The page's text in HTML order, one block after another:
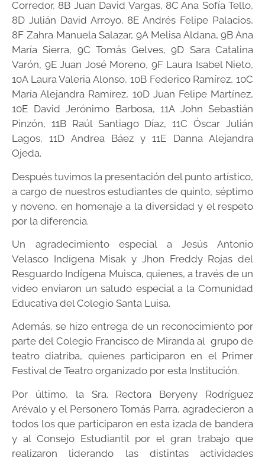
Corredor, 8B Juan David Vargas, 8C Ana Sofía Tello,
8D Julián David Arroyo, 8E Andrés Felipe Palacios,
8F Zahra Manuela Salazar, 9A Melisa Aldana, 9B Ana
María Sierra, 9C Tomás Gelves, 9D Sara Catalina
Varón, 9E Juan José Moreno, 9F Laura Isabel Nieto,
10A Laura Valeria Alonso, 10B Federico Ramírez, 10C
María Alejandra Ramírez, 10D Juan Felipe Martínez,
10E David Jerónimo Barbosa, 11A John Sebastián
Pinzón, 11B Raúl Santiago Díaz, 11C Óscar Julián
Lagos, 11D Andrea Báez y 11E Danna Alejandra
Ojeda.
Después tuvimos la presentación del punto artístico,
a cargo de nuestros estudiantes de quinto, séptimo
y noveno, en homenaje a la diversidad y el respeto
por la diferencia.
Un agradecimiento especial a Jesús Antonio
Velasco Indígena Misak y Jhon Freddy Rojas del
Resguardo Indígena Muisca, quienes, a través de un
video enviaron un saludo especial a la Comunidad
Educativa del Colegio Santa Luisa.
Además, se hizo entrega de un reconocimiento por
parte del Colegio Francisco de Miranda al grupo de
teatro diatriba, quienes participaron en el Primer
Festival de Teatro organizado por esta Institución.
Por último, la Sra. Rectora Beryeny Rodríguez
Arévalo y el Personero Tomás Parra, agradecieron a
todos los que participaron en esta izada de bandera
y al Consejo Estudiantil por el gran trabajo que
realizaron liderando las distintas actividades